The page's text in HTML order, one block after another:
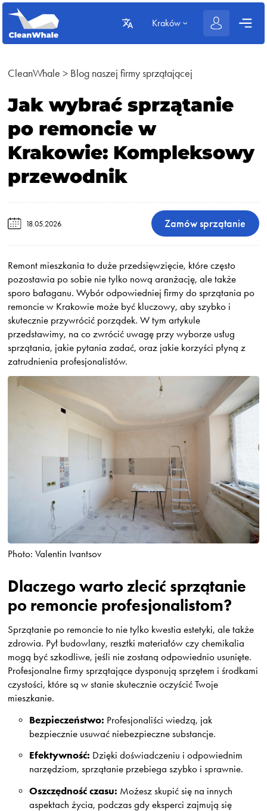
Kraków
CleanWhale > Blog naszej firmy sprzątającej
Jak wybrać sprzątanie
po remoncie w
Krakowie: Kompleksowy
przewodnik
18.05.2026 Zamów sprzątanie
Remont mieszkania to duże przedsięwzięcie, które często
pozostawia po sobie nie tylko nową aranżację, ale także
sporo bałaganu. Wybór odpowiedniej firmy do sprzątania po
remoncie w Krakowie może być kluczowy, aby szybko i
skutecznie przywrócić porządek. W tym artykule
przedstawimy, na co zwrócić uwagę przy wyborze usług
sprzątania, jakie pytania zadać, oraz jakie korzyści płyną z
zatrudnienia profesjonalistów.
Photo: Valentin Ivantsov
Dlaczego warto zlecić sprzątanie
po remoncie profesjonalistom?
Sprzątanie po remoncie to nie tylko kwestia estetyki, ale także
zdrowia. Pył budowlany, resztki materiałów czy chemikalia
mogą być szkodliwe, jeśli nie zostaną odpowiednio usunięte.
Profesjonalne firmy sprzątające dysponują sprzętem i środkami
czystości, które są w stanie skutecznie oczyścić Twoje
mieszkanie.
Bezpieczeństwo: Profesjonaliści wiedzą, jak
bezpiecznie usuwać niebezpieczne substancje.
Efektywność: Dzięki doświadczeniu i odpowiednim
narzędziom, sprzątanie przebiega szybko i sprawnie.
Oszczędność czasu: Możesz skupić się na innych
aspektach życia, podczas gdy eksperci zajmują się